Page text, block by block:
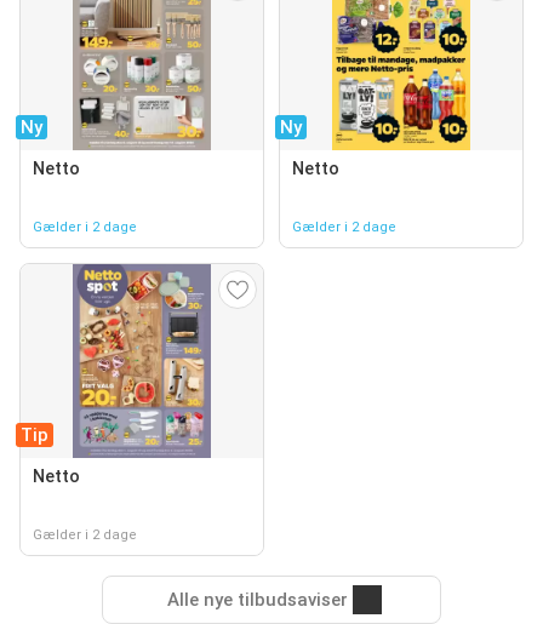
Ny
Netto
Gælder i 2 dage
Ny
Netto
Gælder i 2 dage
Tip
Netto
Gælder i 2 dage
Alle nye tilbudsaviser